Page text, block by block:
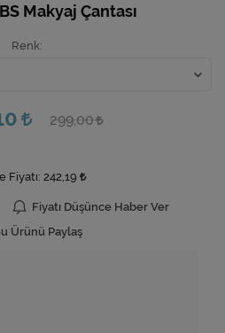
Makyaj Çantası
Renk
299,00
Fiyatı: 242,19
Fiyatı Düşünce Haber Ver
Ürünü Paylaş